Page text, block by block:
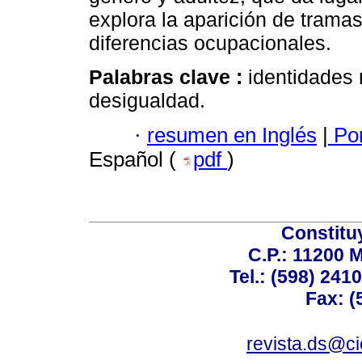
explora la aparición de
diferencias ocupacionales.
Palabras clave : identidades
desigualdad.
· resumen en Inglés |
Español (
pdf )
C.P.: 11200
Tel.: (598)
Fax: